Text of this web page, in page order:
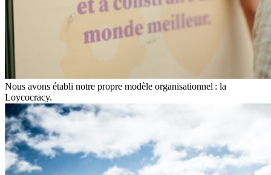
Nous avons établi notre propre modèle organisationnel : la
Loycocracy.